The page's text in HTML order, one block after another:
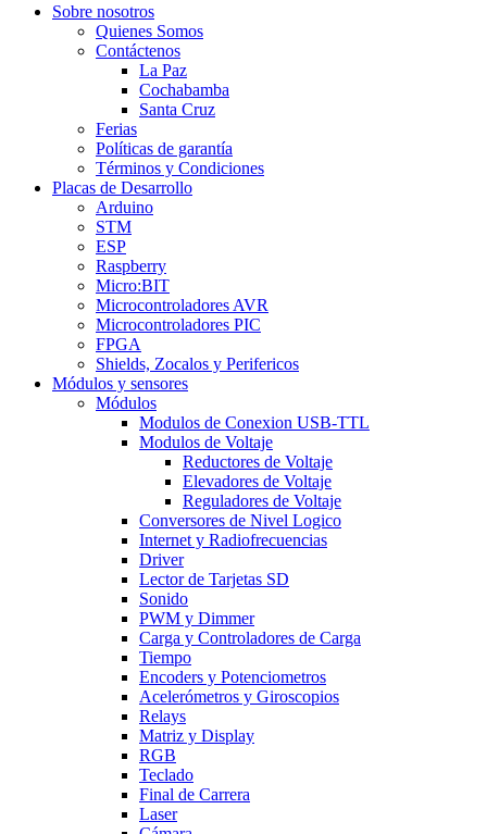
Sobre nosotros
Quienes Somos
Contáctenos
La Paz
Cochabamba
Santa Cruz
Ferias
Políticas de garantía
Términos y Condiciones
Placas de Desarrollo
Arduino
STM
ESP
Raspberry
Micro:BIT
Microcontroladores AVR
Microcontroladores PIC
FPGA
Shields, Zocalos y Perifericos
Módulos y sensores
Módulos
Modulos de Conexion USB-TTL
Modulos de Voltaje
Reductores de Voltaje
Elevadores de Voltaje
Reguladores de Voltaje
Conversores de Nivel Logico
Internet y Radiofrecuencias
Driver
Lector de Tarjetas SD
Sonido
PWM y Dimmer
Carga y Controladores de Carga
Tiempo
Encoders y Potenciometros
Acelerómetros y Giroscopios
Relays
Matriz y Display
RGB
Teclado
Final de Carrera
Laser